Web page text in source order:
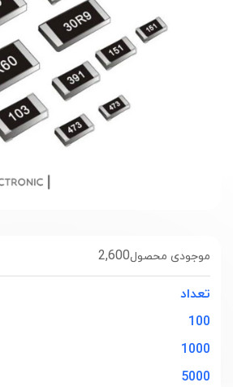
2,600موجودی محصول
تعداد
100
1000
5000